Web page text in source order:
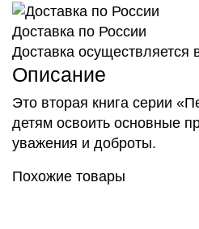
Доставка по России
Доставка
Описание
Это вторая книга серии
детям освоить основные
уважения и доброты.
Похожие товары